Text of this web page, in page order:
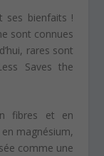
ses bienfaits !
sont connues
rares sont
Saves the
fibres et en
magnésium,
comme une